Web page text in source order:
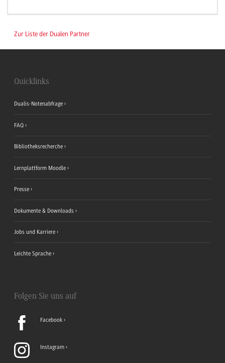
Zur Liste der Dualen Partner
Quicklinks
Dualis-Notenabfrage
FAQ
Bibliotheksrecherche
Lernplattform Moodle
Presse
Dokumente & Downloads
Jobs und Karriere
Leichte Sprache
Folgen Sie uns auf
Facebook
Instagram